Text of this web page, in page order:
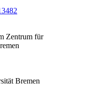
Zentrum für
Bremen